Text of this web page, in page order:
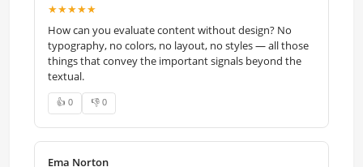
★★★★★
How can you evaluate content without design? No
typography, no colors, no layout, no styles — all those
things that convey the important signals beyond the
textual.
👍 0 👎 0
Ema Norton